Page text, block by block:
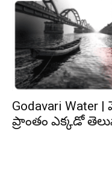
Godavari
ప్రాంతం ఎక్కడో